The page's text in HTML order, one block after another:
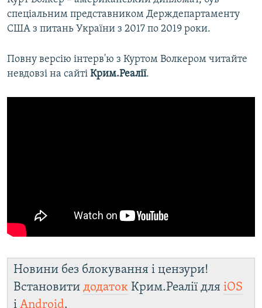
спеціальним представником Держдепартаменту
США з питань України з 2017 по 2019 роки.
Повну версію інтерв'ю з Куртом Волкером читайте
невдовзі на сайті Крим.Реалії.
Новини без блокування і цензури!
Встановити додаток Крим.Реалії для iOS
і Android.